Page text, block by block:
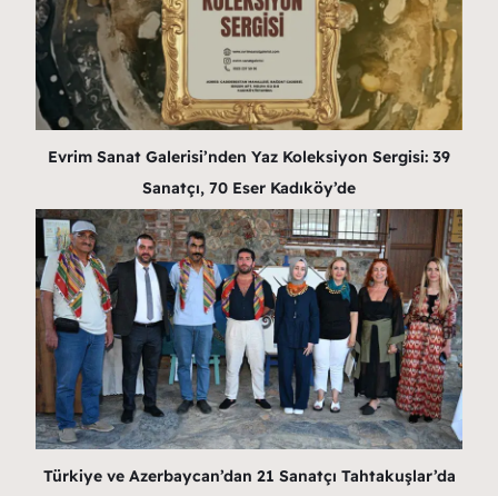
Evrim Sanat Galerisi’nden Yaz Koleksiyon Sergisi: 39
Sanatçı, 70 Eser Kadıköy’de
Türkiye ve Azerbaycan’dan 21 Sanatçı Tahtakuşlar’da